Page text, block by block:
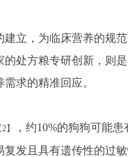
建立，为临床营养的规
的处方粮专研创新，则
求的精准回应。
2】
，约10%的狗狗可能
复发且具有遗传性的过